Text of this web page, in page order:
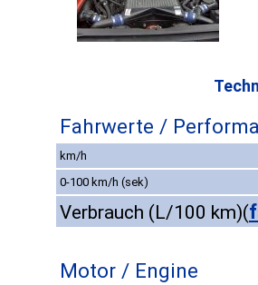
Fahrwerte /
km/h
0-100 km/h (sek)
Verbrauch (L/100 km)(
Motor / Engine